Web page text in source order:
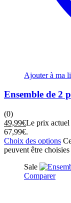
Ajouter à ma
Ensemble de 2
(0)
49,99€Le prix actuel
67,99€.
Choix des options
peuvent être
Sale
Comparer